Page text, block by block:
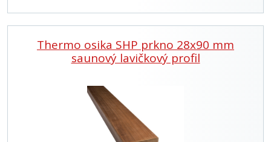
Thermo osika SHP prkno 28x90 mm
saunový lavičkový profil